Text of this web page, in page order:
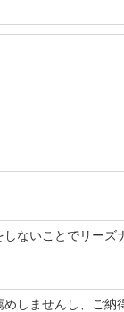
ないことでリー
しませんし、ご